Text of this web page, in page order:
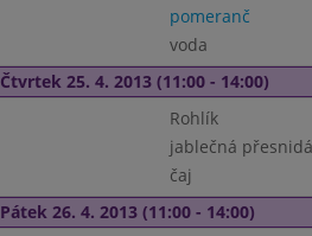
pomeranč
voda
Čtvrtek 25. 4. 2013 (11:00 - 14:00)
Rohlík
jablečná
čaj
Pátek 26. 4. 2013 (11:00 - 14:00)